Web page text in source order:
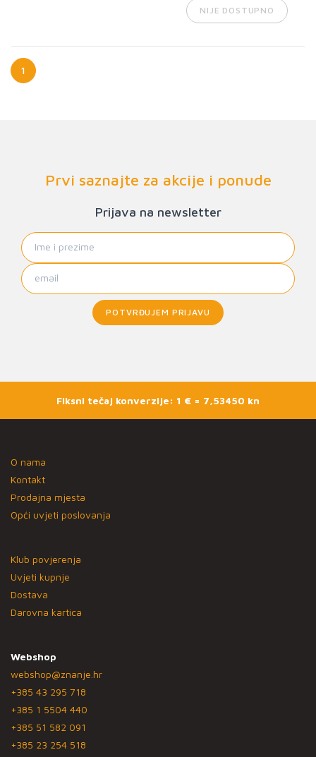
NIJE DOSTUPNO
1
Prvi saznajte za akcije i ponude
Prijava na newsletter
POTVRĐUJEM PRIJAVU
Fiksni tečaj konverzije: 1 € = 7,53450 kn
O nama
Kontakt
Prodajna mjesta
Opći uvjeti poslovanja
Klub povjerenja
Uvjeti kupnje
Dostava
Darovna kartica
Webshop
webshop@znanje.hr
+385 43 295 718
+385 1 5504 440
+385 51 582 091
+385 23 254 518